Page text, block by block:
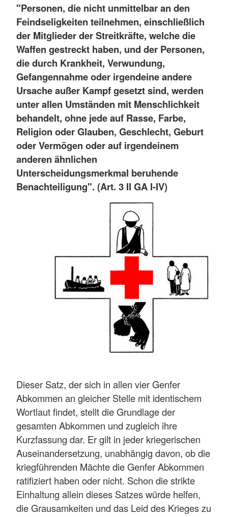
"Personen, die nicht unmittelbar an den
Feindseligkeiten teilnehmen, einschließlich
der Mitglieder der Streitkräfte, welche die
Waffen gestreckt haben, und der Personen,
die durch Krankheit, Verwundung,
Gefangennahme oder irgendeine andere
Ursache außer Kampf gesetzt sind, werden
unter allen Umständen mit Menschlichkeit
behandelt, ohne jede auf Rasse, Farbe,
Religion oder Glauben, Geschlecht, Geburt
oder Vermögen oder auf irgendeinem
anderen ähnlichen
Unterscheidungsmerkmal beruhende
Benachteiligung". (Art. 3 II GA I-IV)
Dieser Satz, der sich in allen vier Genfer
Abkommen an gleicher Stelle mit identischem
Wortlaut findet, stellt die Grundlage der
gesamten Abkommen und zugleich ihre
Kurzfassung dar. Er gilt in jeder kriegerischen
Auseinandersetzung, unabhängig davon, ob die
kriegführenden Mächte die Genfer Abkommen
ratifiziert haben oder nicht. Schon die strikte
Einhaltung allein dieses Satzes würde helfen,
die Grausamkeiten und das Leid des Krieges zu